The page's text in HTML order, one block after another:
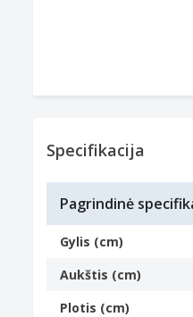
Specifikacija
Pagrindinė
Gylis (cm)
Aukštis (cm)
Plotis (cm)